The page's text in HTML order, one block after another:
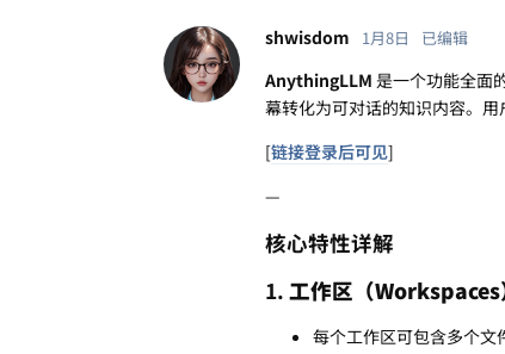
shwisdom 1月8日 已编辑
AnythingLLM 是一个功能全面
幕转化为可对话的知识内容。
[链接登录后可见]
—
核心特性详解
1. 工作区（Workspaces
每个工作区可包含多个文